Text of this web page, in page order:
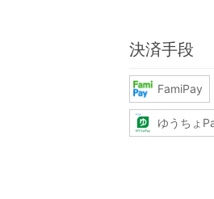
決済手段
FamiPay
ゆうちょ